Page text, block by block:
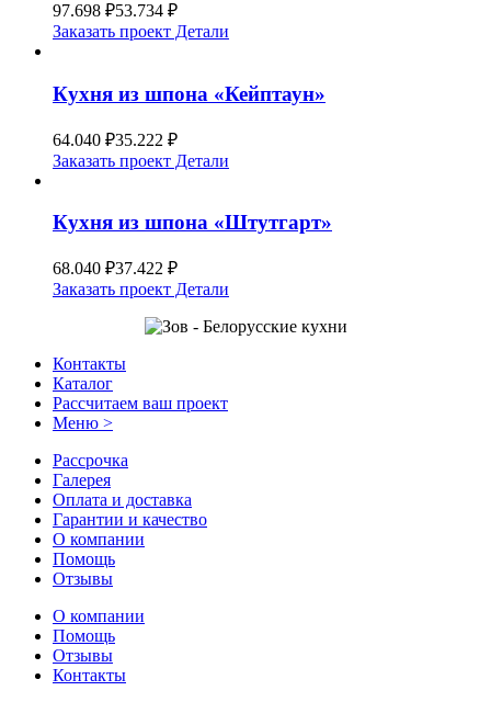
97.698 ₽53.734 ₽
Заказать проект Детали
Кухня из шпона «Кейптаун»
64.040 ₽35.222 ₽
Заказать проект Детали
Кухня из шпона «Штутгарт»
68.040 ₽37.422 ₽
Заказать проект Детали
Контакты
Каталог
Рассчитаем ваш проект
Меню >
Рассрочка
Галерея
Оплата и доставка
Гарантии и качество
О компании
Помощь
Отзывы
О компании
Помощь
Отзывы
Контакты